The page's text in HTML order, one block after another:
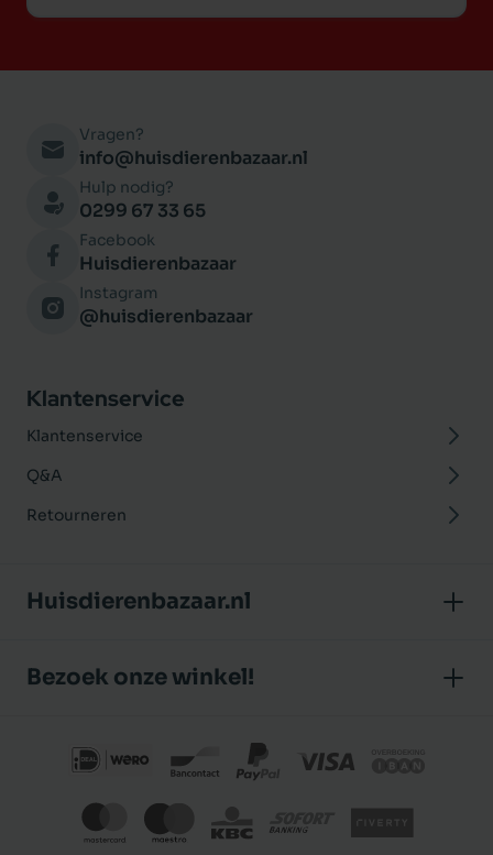
Vragen?
info@huisdierenbazaar.nl
Hulp nodig?
0299 67 33 65
Facebook
Huisdierenbazaar
Instagram
@huisdierenbazaar
Klantenservice
Klantenservice
Q&A
Retourneren
Huisdierenbazaar.nl
Klantbeoordelingen
Privacybeleid
Bezoek onze winkel!
J.P. Poelstraat 8
Nederland